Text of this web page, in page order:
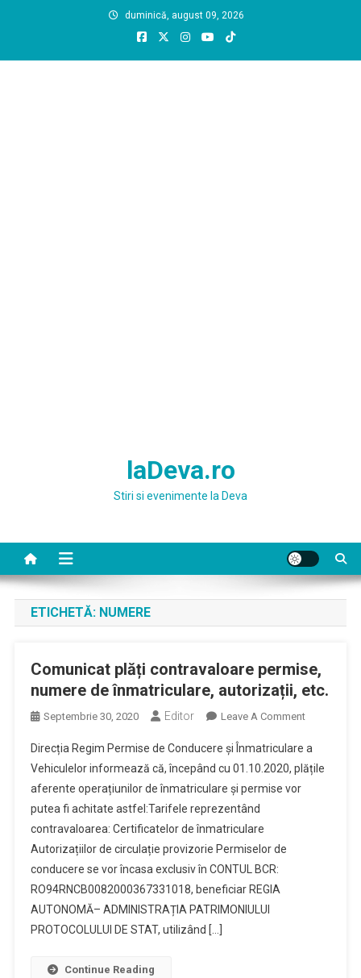
duminică, august 09, 2026
laDeva.ro
Stiri si evenimente la Deva
ETICHETĂ: NUMERE
Comunicat plăți contravaloare permise,
numere de înmatriculare, autorizații, etc.
Septembrie 30, 2020 Editor Leave A CommentOn
Plăți
Direcția Regim Permise de Conducere și Înmatriculare a
Vehiculelor informează că, începând cu 01.10.2020, plățile
aferente operațiunilor de înmatriculare și permise vor
putea fi achitate astfel:Tarifele reprezentând
contravaloarea: Certificatelor de înmatriculare
Autorizațiilor de circulație provizorie Permiselor de
conducere se vor încasa exclusiv în CONTUL BCR:
RO94RNCB0082000367331018, beneficiar REGIA
AUTONOMĂ– ADMINISTRAȚIA PATRIMONIULUI
PROTOCOLULUI DE STAT, utilizând […]
Continue Reading